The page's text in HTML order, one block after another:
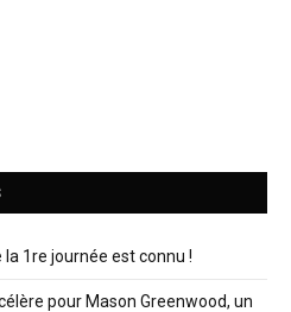
1re journée est connu !
pour Mason Greenwood, un